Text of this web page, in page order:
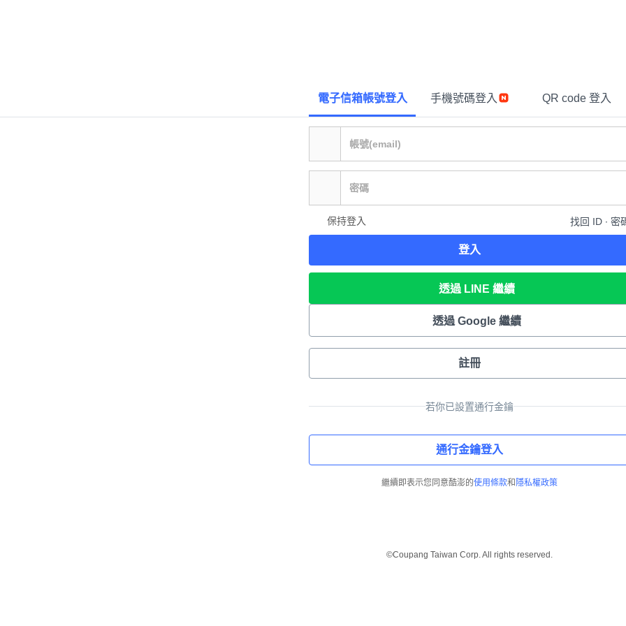
電子信箱帳號登入 手機號碼登入 QR code 登入
保持登入 找回 ID ∙ 密
登入
透過 LINE 繼續
透過 Google 繼續
註冊
若你已設置通行金鑰
通行金鑰登入
繼續即表示您同意酷澎的使用條款和 隱私權政策
©Coupang Taiwan Corp. All rights reserved.